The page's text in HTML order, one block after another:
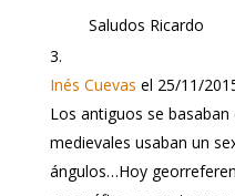
Saludos Ricardo
Inés Cuevas el 25/11/
Los antiguos se
medievales usaban un
ángulos…Hoy